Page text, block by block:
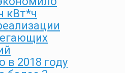
кВт*ч
в 2018 году